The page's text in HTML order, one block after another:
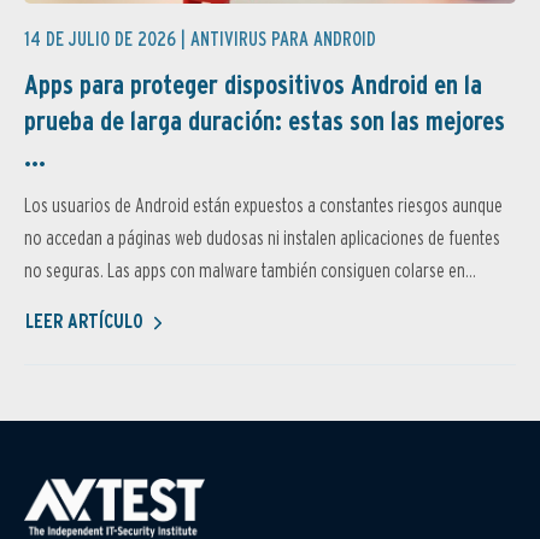
14 DE JULIO DE 2026 | ANTIVIRUS PARA ANDROID
Apps para proteger dispositivos Android en la
prueba de larga duración: estas son las mejores
...
Los usuarios de Android están expuestos a constantes riesgos aunque
no accedan a páginas web dudosas ni instalen aplicaciones de fuentes
no seguras. Las apps con malware también consiguen colarse en...
LEER ARTÍCULO